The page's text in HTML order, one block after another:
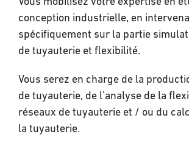
conception industrielle, en
spécifiquement sur la partie
de tuyauterie et flexibilité.
Vous serez en charge de la
de tuyauterie, de l’analyse de la
réseaux de tuyauterie et / ou du
la tuyauterie.